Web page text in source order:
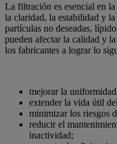
La filtración es esencial en
la claridad, la estabilidad y
partículas no deseadas,
pueden afectar la calidad y
los fabricantes a lograr lo
mejorar la
extender la vida útil
minimizar los riesgos
reducir el
inactividad;